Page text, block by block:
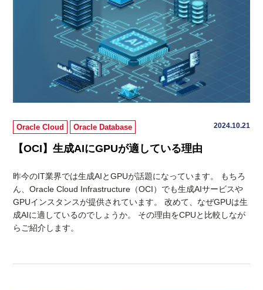
Oracle Cloud Oracle Database 2024.10.21
【OCI】生成AIにGPUが適している理由
昨今のIT業界では生成AIとGPUが話題になっています。 もちろ
ん、Oracle Cloud Infrastructure（OCI）でも生成AIサービスや
GPUインスタンスが提供されています。 改めて、なぜGPUは生
成AIに適しているのでしょうか。 その理由をCPUと比較しなが
らご紹介します。